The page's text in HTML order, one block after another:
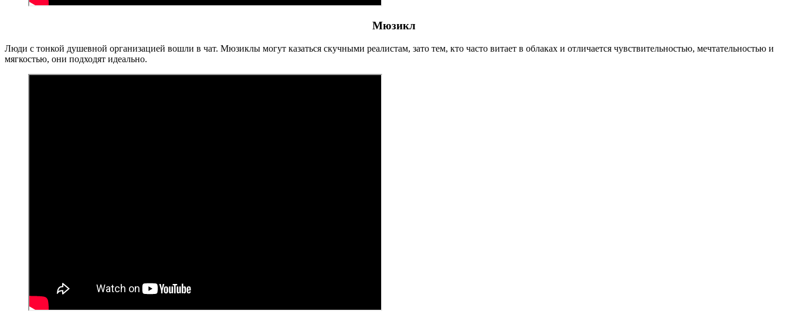
Мюзикл
Люди с тонкой душевной организацией вошли в чат. Мюзиклы могут казаться скучными реалистам, зато тем, кто часто витает в облаках и отличается чувствительностью, мечтательностью и
мягкостью, они подходят идеально.